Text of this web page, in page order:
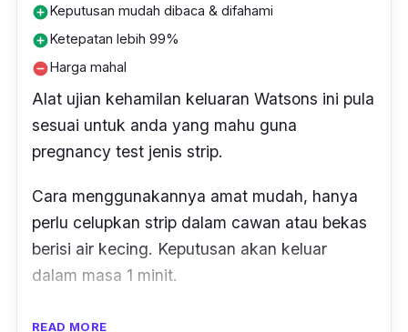
add_circleKeputusan mudah dibaca & difahami
add_circleKetepatan lebih 99%
remove_circleHarga mahal
Alat ujian kehamilan keluaran Watsons ini pula
sesuai untuk anda yang mahu guna
pregnancy test jenis strip.
Cara menggunakannya amat mudah, hanya
perlu celupkan strip dalam cawan atau bekas
berisi air kecing. Keputusan akan keluar
dalam masa 1 minit.
Seperti kebanyakan produk jenama lain, alat
READ MORE